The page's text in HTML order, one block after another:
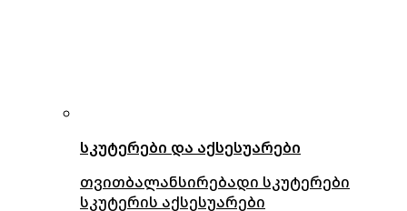
სკუტერები და აქსესუარები
თვითბალანსირებადი სკუტერები
სკუტერის აქსესუარები